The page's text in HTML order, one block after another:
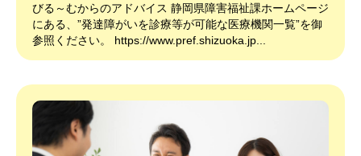
びる～むからのアドバイス 静岡県障害福祉課ホームページ
にある、”発達障がいを診療等が可能な医療機関一覧”を御
参照ください。 https://www.pref.shizuoka.jp...